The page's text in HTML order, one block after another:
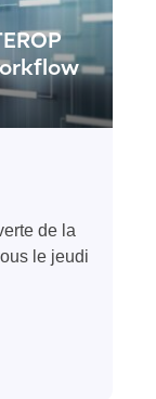
de la
le jeudi